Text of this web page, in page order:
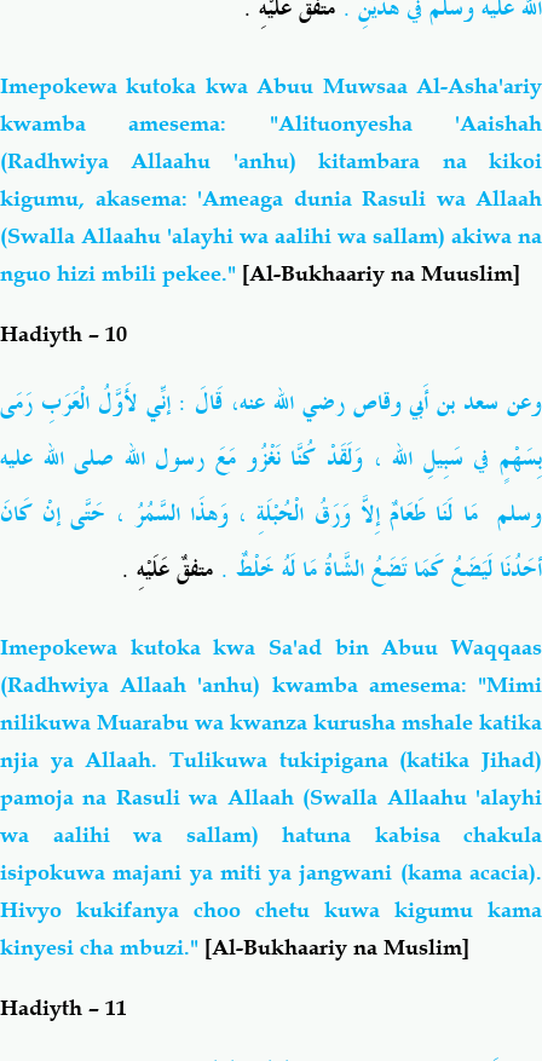
Imepokewa kutoka kwa Abuu Muwsaa Al-Asha'ariy
kwamba amesema: "Alituonyesha 'Aaishah
(Radhwiya Allaahu 'anhu) kitambara na kikoi
kigumu, akasema: 'Ameaga dunia Rasuli wa Allaah
(Swalla Allaahu 'alayhi wa aalihi wa sallam) akiwa na
nguo hizi mbili pekee." [Al-Bukhaariy na Muuslim]
Hadiyth – 10
وعن سعد بن أَبي وقاصرضي الله عنه، قَالَ : إنِّي لأَوَّلُ الْعَرَبِ رَمَى
بِسَهْمٍ في سَبِيلِ الله ، وَلَقَدْ كُنَّا نَغْزُو مَعَ رسول الله صلى الله عليه
وسلم مَا لَنَا طَعَامٌ إِلاَّ وَرَقُ الْحُبْلَةِ ، وَهذَا السَّمُرُ ، حَتَّى إنْ كَانَ
أحَدُنَا لَيَضَعُ كَمَا تَضَعُ الشَّاةُ مَا لَهُ خَلْطٌ . متفقٌ عَلَيْهِ .
Imepokewa kutoka kwa Sa'ad bin Abuu Waqqaas
(Radhwiya Allaah 'anhu) kwamba amesema: "Mimi
nilikuwa Muarabu wa kwanza kurusha mshale katika
njia ya Allaah. Tulikuwa tukipigana (katika Jihad)
pamoja na Rasuli wa Allaah (Swalla Allaahu 'alayhi
wa aalihi wa sallam) hatuna kabisa chakula
isipokuwa majani ya miti ya jangwani (kama acacia).
Hivyo kukifanya choo chetu kuwa kigumu kama
kinyesi cha mbuzi." [Al-Bukhaariy na Muslim]
Hadiyth – 11